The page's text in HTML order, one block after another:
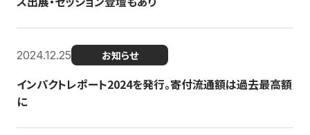
2024.12.25 お知らせ
インパクトレポート2024を発行。寄付流通額は過去最高額
に